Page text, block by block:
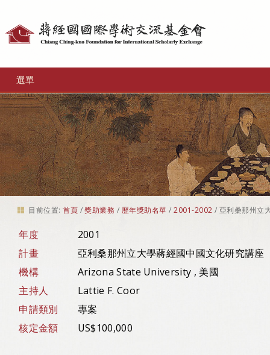
選單
目前位置: 首頁 /獎助業務 / 歷年獎助名單 /2001-2002 / 亞利桑那州立
年度
2001
計畫
亞利桑那州立大學蔣經國中國文化研究講座
機構
Arizona State University , 美國
主持人
Lattie F. Coor
申請類別
專案
核定金額
US$100,000